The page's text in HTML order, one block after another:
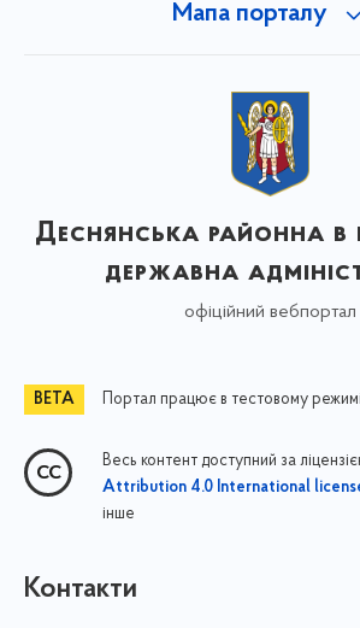
Мапа порталу
Деснянська районна в
державна
офіційний вебпортал
Портал працює в тестовому режимі
Весь контент доступний за
Attribution 4.0 International
інше
Контакти